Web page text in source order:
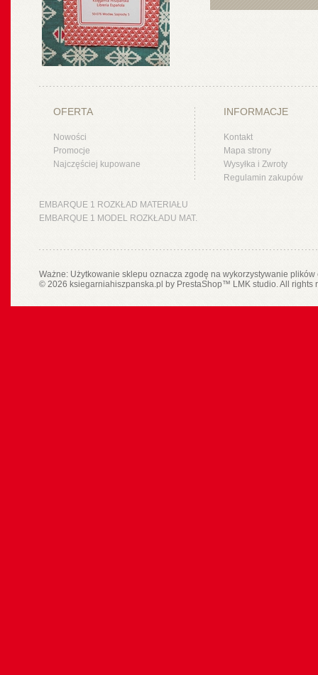
OFERTA
Nowości
Promocje
Najczęściej kupowane
INFORMACJE
Kontakt
Mapa strony
Wysyłka i Zwroty
Regulamin zakupów
EMBARQUE 1 ROZKŁAD MATERIAŁU
EMBARQUE 1 MODEL ROZKŁADU MAT.
Ważne: Użytkowanie sklepu oznacza zgodę na wykorzystywanie
© 2026 ksiegarniahiszpanska.pl by PrestaShop™ LMK studio. All rights